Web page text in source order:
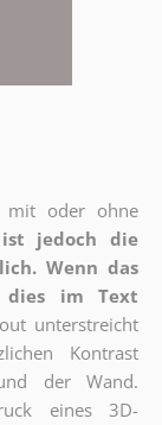
mit oder ohne
jedoch die
Wenn das
dies im Text
unterstreicht
Kontrast
der Wand.
eines 3D-